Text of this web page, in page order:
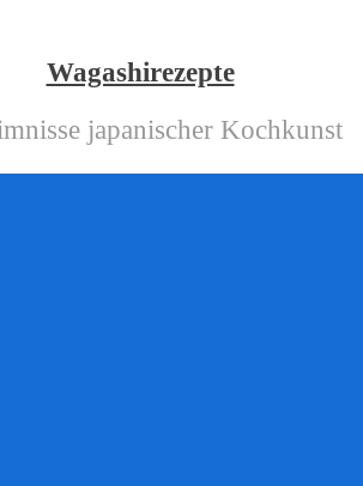
Wagashirezepte
japanischer Kochkunst